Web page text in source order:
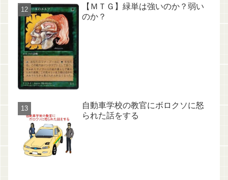
【ＭＴＧ】緑単は強いのか？弱い
のか？
自動車学校の教官にボロクソに怒
られた話をする